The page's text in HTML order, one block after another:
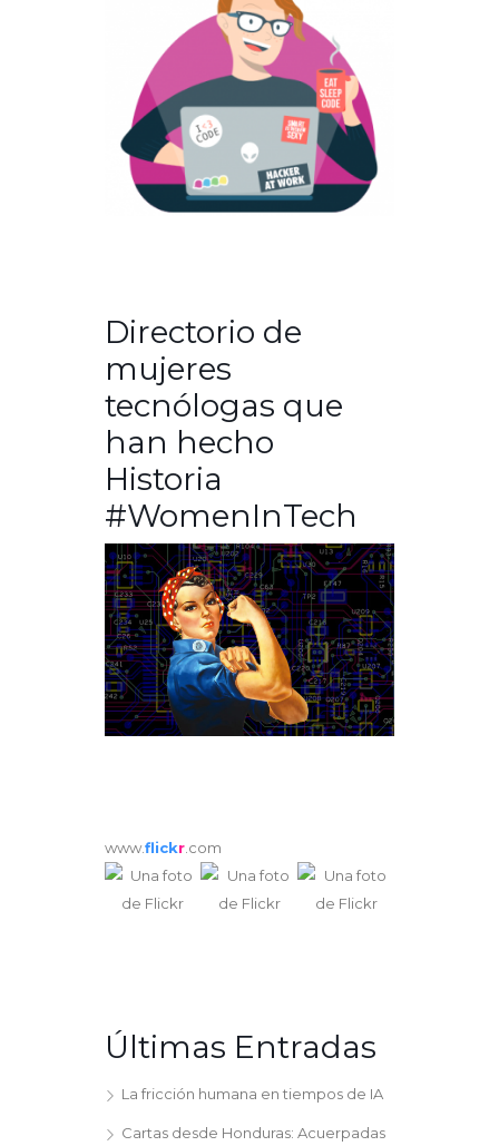
Directorio de
mujeres
tecnólogas que
han hecho
Historia
#WomenInTech
www.flickr.com
Últimas Entradas
La fricción humana en tiempos de IA
Cartas desde Honduras: Acuerpadas